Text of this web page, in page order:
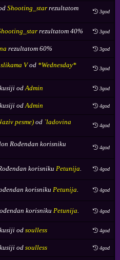
Shooting_star rezultatom
3god
rezultatom 40% 3god
rezultatom 60% 3god
Vod *Wednesday*
3god
od Admin 3god
od Admin 4god
pesme) od `ladovina
4god
Rođendan korisniku
4god
korisniku Petunija. 4god
korisniku Petunija. 4god
korisniku Petunija. 4god
od soulless 4god
od soulless 4god